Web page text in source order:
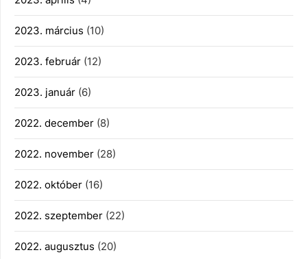
2023. március (10)
2023. február (12)
2023. január (6)
2022. december (8)
2022. november (28)
2022. október (16)
2022. szeptember (22)
2022. augusztus (20)